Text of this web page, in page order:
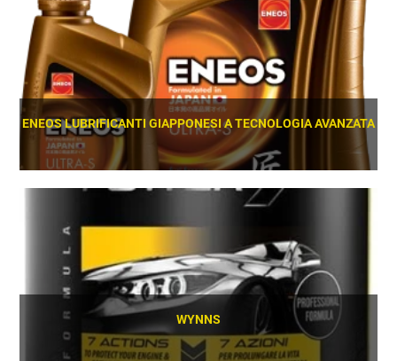
ENEOS LUBRIFICANTI GIAPPONESI A TECNOLOGIA AVANZATA
SCOPRI
WYNNS